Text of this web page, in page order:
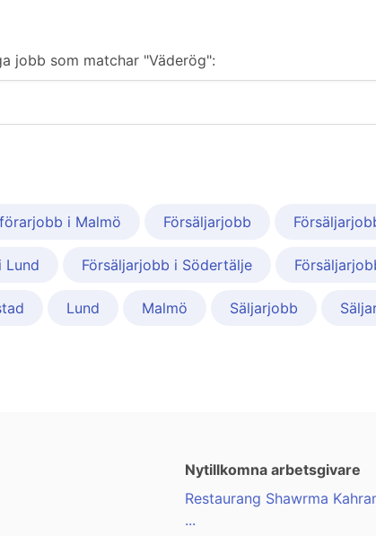
jobb som matchar "Väderög":
i Malmö Försäljarjobb
Lund Försäljarjobb i Södertälje
Lund Malmö Säljarjobb
Nytillkomna arbetsgivare
Restaurang Shawrma
...